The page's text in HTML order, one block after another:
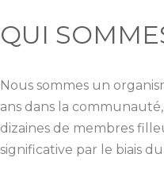
QUI
Nous sommes un
ans dans la
dizaines de membres
significative par le biais